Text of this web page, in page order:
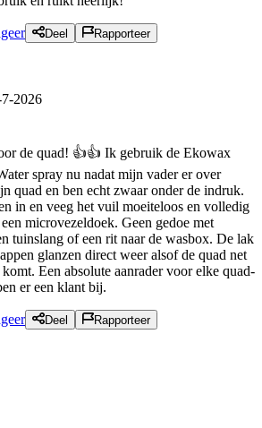
Deel Rapporteer
2026
de quad! 👍👍 Ik gebruik de Ekowax
spray nu nadat mijn vader er over
quad en ben echt zwaar onder de indruk.
in en veeg het vuil moeiteloos en volledig
microvezeldoek. Geen gedoe met
tuinslang of een rit naar de wasbox. De lak
glanzen direct weer alsof de quad net
Een absolute aanrader voor elke quad-
er een klant bij.
Deel Rapporteer